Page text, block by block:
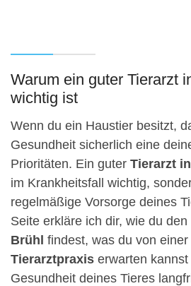
Warum ein guter Tierarzt
wichtig ist
Wenn du ein Haustier besitzt,
Gesundheit sicherlich eine
Prioritäten. Ein guter Tierarzt
im Krankheitsfall wichtig,
regelmäßige Vorsorge deines
Seite erkläre ich dir, wie du den
Brühl findest, was du von einer
Tierarztpraxis erwarten
Gesundheit deines Tieres